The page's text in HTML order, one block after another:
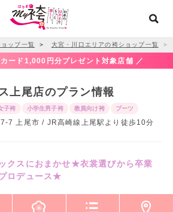
ップ一覧 ＞ 大宮・川口エリアの袴ショップ一覧 ＞
ード1,000円分プレゼント対象店舗 ／
上尾店のプラン情報
子袴 小学生男子袴 教員向け袴 ブーツ
7 上尾市 / JR高崎線上尾駅より徒歩10分
クスにおまかせ★衣裳選びから卒業
ロデュース★